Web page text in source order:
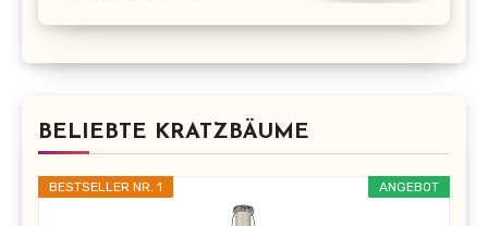
BELIEBTE KRATZBÄUME
ANGEBOT
BESTSELLER NR. 1